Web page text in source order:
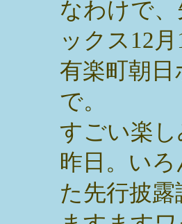
なわけで
ックス12月
有楽町朝
で。
すごい楽
昨日。い
た先行披